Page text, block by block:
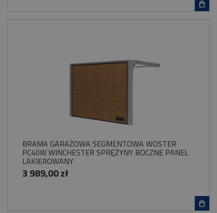
BRAMA GARAŻOWA SEGMENTOWA WOSTER
PC40W WINCHESTER SPRĘŻYNY BOCZNE PANEL
LAKIEROWANY
3 989,00 zł